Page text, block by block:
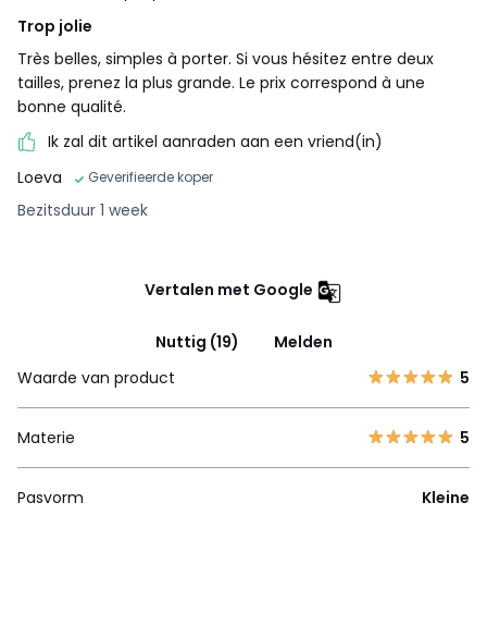
Trop jolie
Très belles, simples à porter. Si vous hésitez entre deux
tailles, prenez la plus grande. Le prix correspond à une
bonne qualité.
Ik zal dit artikel aanraden aan een vriend(in)
Loeva
Geverifieerde koper
Bezitsduur 1 week
Vertalen met Google
Nuttig (19)
Melden
Waarde van product
5
Materie 5
Pasvorm Kleine